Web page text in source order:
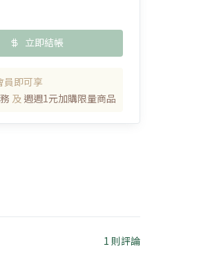
立即結帳
員即可享
及 週週1元加購限量商品
1 則評論